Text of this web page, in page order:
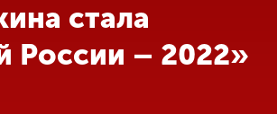
стала
России – 2022»